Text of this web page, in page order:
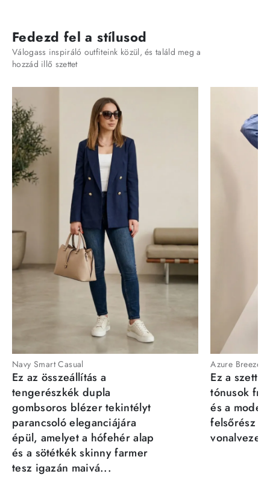
Fedezd fel a stílusod
Válogass inspiráló outfiteink közül, és találd meg a
hozzád illő szettet
Navy Smart Casual
Ez az összeállítás a
tengerészkék dupla
gombsoros blézer tekintélyt
parancsoló eleganciájára
épül, amelyet a hófehér alap
és a sötétkék skinny farmer
tesz igazán maivá...
Azure Breeze
Ez a szett
tónusok
és a
felsőrész